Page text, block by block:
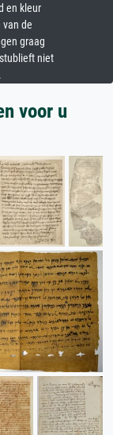
en kleur
de
graag
niet
voor u